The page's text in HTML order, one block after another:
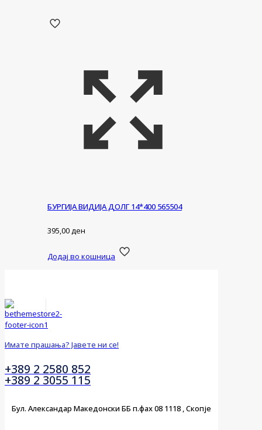
БУРГИЈА ВИДИЈА ДОЛГ 14*400 565504
395,00ден
Додај во кошница
Имате прашања? Јавете ни се!
+389 2 2580 852
+389 2 3055 115
Бул. Александар Македонски ББ п.фах 08 1118 , Скопје